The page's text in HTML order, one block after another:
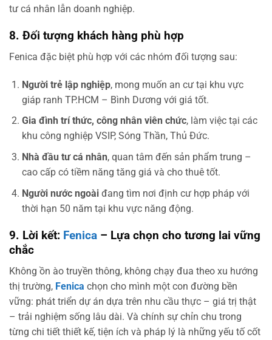
tư cá nhân lẫn doanh nghiệp.
8. Đối tượng khách hàng phù hợp
Fenica đặc biệt phù hợp với các nhóm đối tượng sau:
Người trẻ lập nghiệp, mong muốn an cư tại khu vực
giáp ranh TP.HCM – Bình Dương với giá tốt.
Gia đình trí thức, công nhân viên chức, làm việc tại các
khu công nghiệp VSIP, Sóng Thần, Thủ Đức.
Nhà đầu tư cá nhân, quan tâm đến sản phẩm trung –
cao cấp có tiềm năng tăng giá và cho thuê tốt.
Người nước ngoàiđang tìm nơi định cư hợp pháp với
thời hạn 50 năm tại khu vực năng động.
9. Lời kết: Fenica – Lựa chọn cho tương lai vững
chắc
Không ồn ào truyền thông, không chạy đua theo xu hướng
thị trường, Fenica chọn cho mình một con đường bền
vững: phát triển dự án dựa trên nhu cầu thực – giá trị thật
– trải nghiệm sống lâu dài. Và chính sự chỉn chu trong
từng chi tiết thiết kế, tiện ích và pháp lý là những yếu tố cốt